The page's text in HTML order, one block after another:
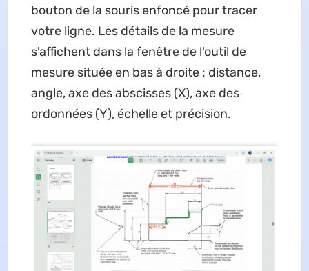
bouton de la souris enfoncé pour tracer
votre ligne. Les détails de la mesure
s'affichent dans la fenêtre de l'outil de
mesure située en bas à droite : distance,
angle, axe des abscisses (X), axe des
ordonnées (Y), échelle et précision.